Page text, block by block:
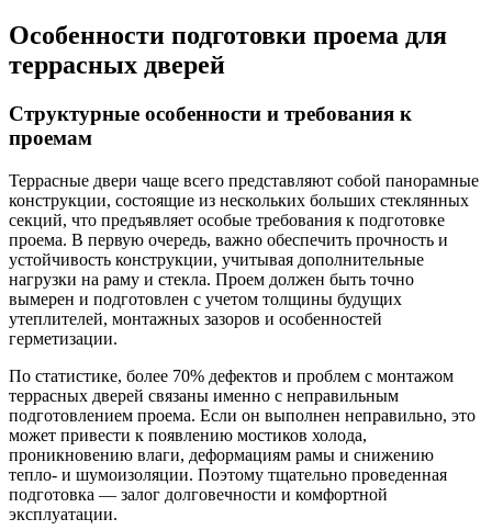
Особенности подготовки проема для
террасных дверей
Структурные особенности и требования к
проемам
Террасные двери чаще всего представляют собой панорамные
конструкции, состоящие из нескольких больших стеклянных
секций, что предъявляет особые требования к подготовке
проема. В первую очередь, важно обеспечить прочность и
устойчивость конструкции, учитывая дополнительные
нагрузки на раму и стекла. Проем должен быть точно
вымерен и подготовлен с учетом толщины будущих
утеплителей, монтажных зазоров и особенностей
герметизации.
По статистике, более 70% дефектов и проблем с монтажом
террасных дверей связаны именно с неправильным
подготовлением проема. Если он выполнен неправильно, это
может привести к появлению мостиков холода,
проникновению влаги, деформациям рамы и снижению
тепло- и шумоизоляции. Поэтому тщательно проведенная
подготовка — залог долговечности и комфортной
эксплуатации.